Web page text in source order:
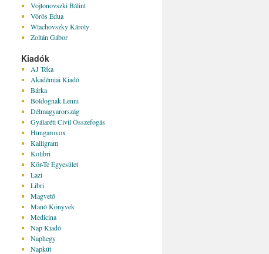
Vojtonovszki Bálint
Vörös Édua
Wlachovszky Károly
Zoltán Gábor
Kiadók
AJ Téka
Akadémiai Kiadó
Bárka
Boldognak Lenni
Délmagyarország
Gyálaréti Civil Összefogás
Hungarovox
Kalligram
Kolibri
Kör-Te Egyesület
Lazi
Libri
Magvető
Manó Könyvek
Medicina
Nap Kiadó
Naphegy
Napkút